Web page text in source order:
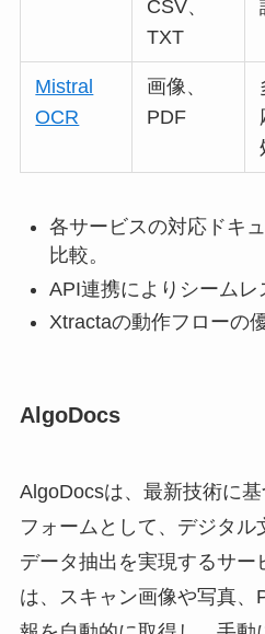
CSV、
TXT
Mistral
OCR
画像、
PDF
各サービスの対応ドキ
比較。
API連携によりシームレ
Xtractaの動作フローの
AlgoDocs
AlgoDocsは、最新技術に
フォームとして、デジタル
データ抽出を実現するサー
は、スキャン画像や写真、